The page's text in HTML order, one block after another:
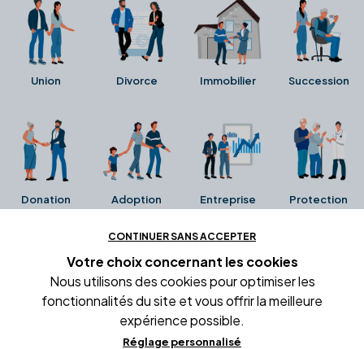
Union Divorce Immobilier Succession
Donation Adoption Entreprise Protection
Ces avis proviennent directement de la fiche Google
Business de l'office notarial. Ils n'ont ni été collectés ni
été vérifiés par Alexia.fr.
CONTINUER SANS ACCEPTER
Votre choix concernant les cookies
Nous utilisons des cookies pour optimiser les
fonctionnalités du site et vous offrir la meilleure
expérience possible.
Réglage personnalisé